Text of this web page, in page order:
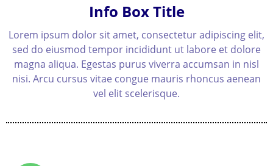
Info Box Title
Lorem ipsum dolor sit amet, consectetur adipiscing elit,
sed do eiusmod tempor incididunt ut labore et dolore
magna aliqua. Egestas purus viverra accumsan in nisl
nisi. Arcu cursus vitae congue mauris rhoncus aenean
vel elit scelerisque.